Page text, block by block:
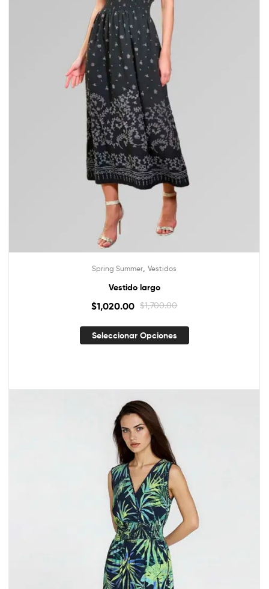
Spring Summer Vestidos
Vestido largo
$1,700.00
$1,020.00
Seleccionar Opciones